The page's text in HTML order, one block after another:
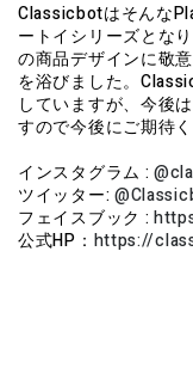
Classicbotはそんな
ートイシリーズとな
の商品デザインに敬
を浴びました。
していますが、今後
すので今後にご期待く
インスタグラム :
ツイッター:
フェイスブック :
公式HP： https://